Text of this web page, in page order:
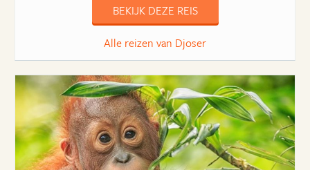
BEKIJK DEZE REIS
Alle reizen van Djoser